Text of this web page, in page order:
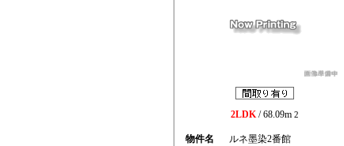
2LDK/ 68.09m 2
物件名 ルネ墨染2番館